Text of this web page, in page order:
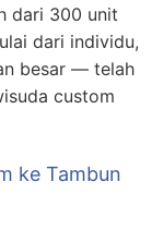
dari 300 unit
dari individu,
besar — telah
custom
ke Tambun